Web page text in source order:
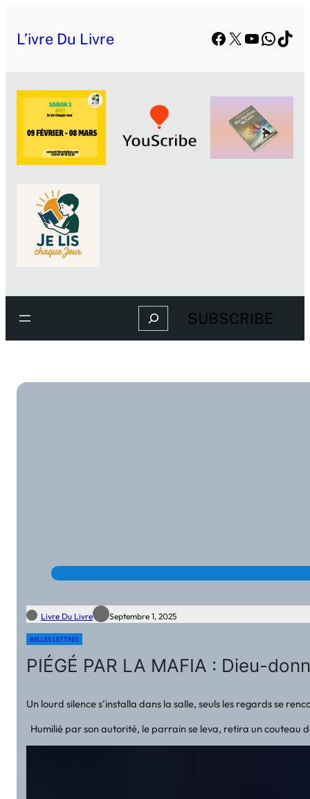
L’ivre Du Livre Facebook
X YouTube
Search SUBSCRIBE
Livre Du Livre Septembre 1, 2025
BELLES LETTRES
PIÉGÉ PAR LA MAFIA : Dieu-
Un lourd silence s’installa dans la salle, seuls les regards se
Humilié par son autorité, le parrain se leva, retira un couteau